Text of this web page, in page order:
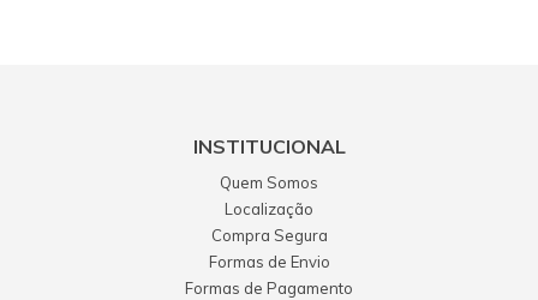
INSTITUCIONAL
Quem Somos
Localização
Compra Segura
Formas de Envio
Formas de Pagamento